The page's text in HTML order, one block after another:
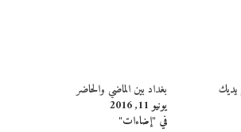
يديك
بغداد بين الماضي والحاضر
يونيو 11, 2016
في "إضاءات"